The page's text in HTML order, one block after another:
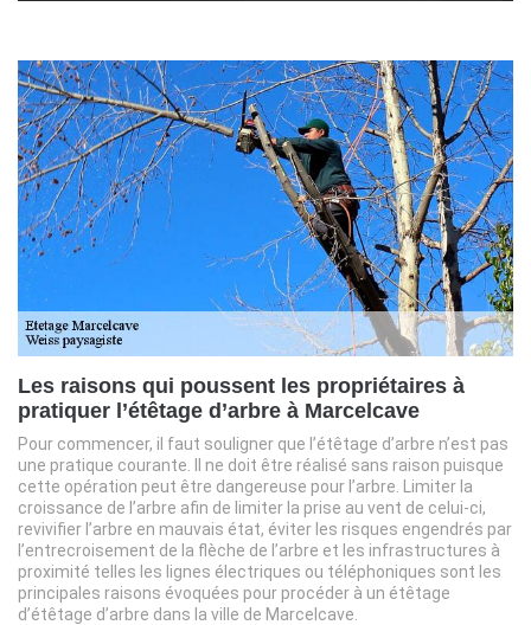
Les raisons qui poussent les propriétaires à
pratiquer l’étêtage d’arbre à Marcelcave
Pour commencer, il faut souligner que l’étêtage d’arbre n’est pas
une pratique courante. Il ne doit être réalisé sans raison puisque
cette opération peut être dangereuse pour l’arbre. Limiter la
croissance de l’arbre afin de limiter la prise au vent de celui-ci,
revivifier l’arbre en mauvais état, éviter les risques engendrés par
l’entrecroisement de la flèche de l’arbre et les infrastructures à
proximité telles les lignes électriques ou téléphoniques sont les
principales raisons évoquées pour procéder à un étêtage
d’étêtage d’arbre dans la ville de Marcelcave.